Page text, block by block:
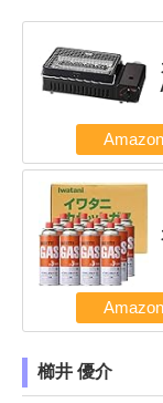
櫛井 優介